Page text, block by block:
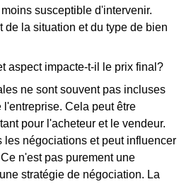
susceptible d'intervenir.
de la situation et du type de bien
aspect impacte-t-il le prix final?
ne sont souvent pas incluses
Cela peut être
pour l'acheteur et le vendeur.
les négociations et peut influencer
n'est pas purement une
stratégie de négociation. La